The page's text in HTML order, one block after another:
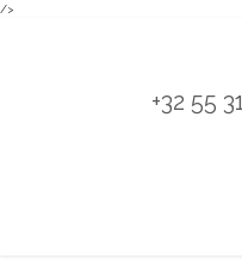
/>
+32 55